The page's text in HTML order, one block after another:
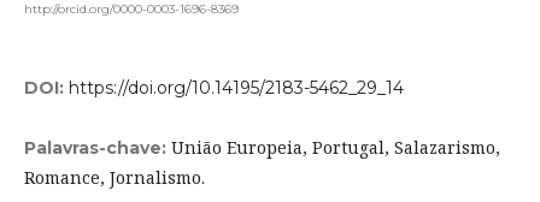
http://orcid.org/0000-0003-1696-8369
DOI: https://doi.org/10.14195/2183-5462_29_14
Palavras-chave: União Europeia, Portugal, Salazarismo,
Romance, Jornalismo.